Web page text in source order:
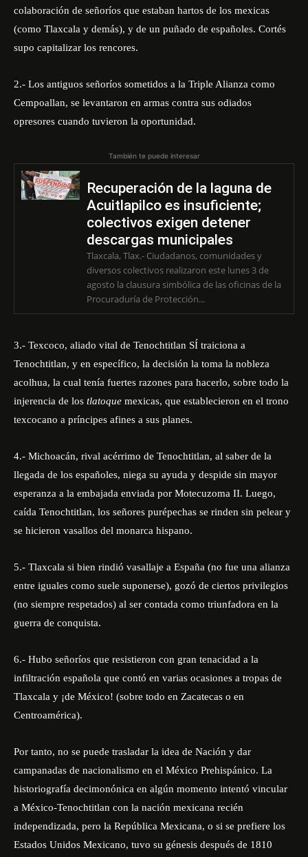
colaboración de señoríos que estaban hartos de los mexicas
(como Tlaxcala y demás), y de un puñado de españoles. Cortés
supo capitalizar los rencores.
2.- Los antiguos señoríos sometidos a la Triple Alianza como
Cempoallan, se levantaron en armas contra sus odiados
opresores cuando tuvieron la oportunidad.
También te puede interesar
Recuperación de la laguna de
Acuitlapilco es insuficiente;
colectivos exigen detener
descargas municipales
Tlaxcala, Tlax.- Ciudadanos, comunidades y
diversos colectivos realizaron este lunes 3 de
agosto la clausura simbólica de las oficinas de la
Procuraduría de Protección...
3.- Texcoco, aliado vital de Tenochtitlan SÍ traiciona a
Tenochtitlan, y en específico, la decisión la toma la nobleza
acolhua, la cual tenía fuertes razones para hacerlo, sobre todo la
injerencia de los tlatoque mexicas, que establecieron en el trono
texcocano a príncipes afines a sus planes.
4.- Michoacán, rival acérrimo de Tenochtitlan, al saber de la
llegada de los españoles, niega su ayuda y despide sin mayor
esperanza a la embajada enviada por Motecuzoma II. Luego,
caída Tenochtitlan, los señores purépechas se rinden sin pelear y
se hicieron vasallos del monarca hispano.
5.- Tlaxcala si bien rindió vasallaje a España (no fue una alianza
entre iguales como suele suponerse), gozó de ciertos privilegios
(no siempre respetados) al ser contada como triunfadora en la
guerra de conquista.
6.- Hubo señoríos que resistieron con gran tenacidad a la
infiltración española que contó en varias ocasiones a tropas de
Tlaxcala y ¡de México! (sobre todo en Zacatecas o en
Centroamérica).
Por tanto, no se puede trasladar la idea de Nación y dar
campanadas de nacionalismo en el México Prehispánico. La
historiografía decimonónica en algún momento intentó vincular
a México-Tenochtitlan con la nación mexicana recién
independizada, pero la República Mexicana, o si se prefiere los
Estados Unidos Mexicano, tuvo su génesis después de 1810